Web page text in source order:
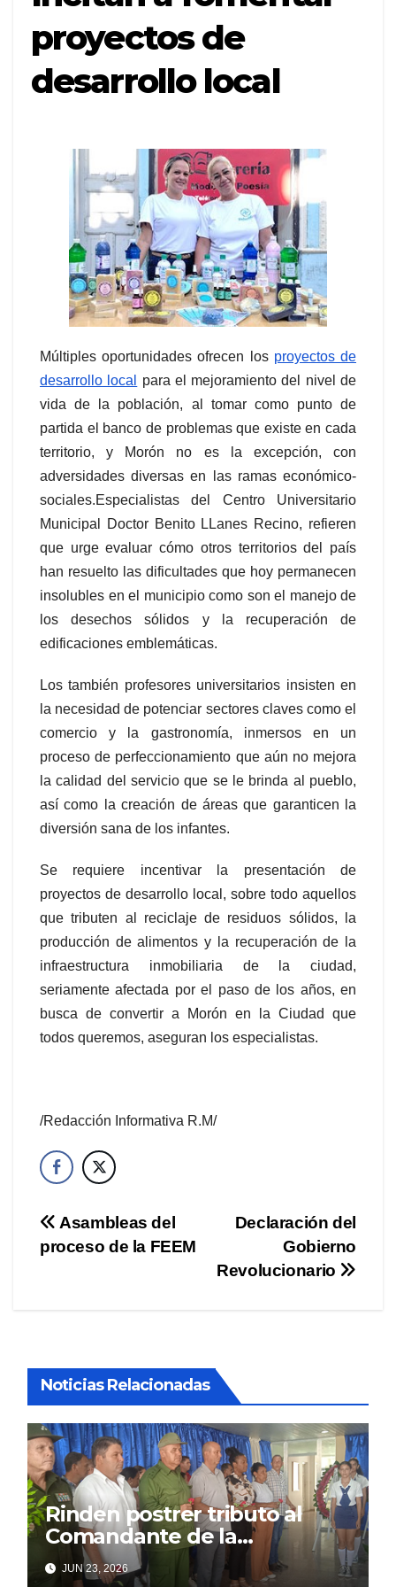
proyectos de
desarrollo local
Múltiples oportunidades ofrecen los proyectos de
desarrollo local
para el mejoramiento del nivel de
vida de la población, al tomar como punto de
partida el banco de problemas que existe en cada
territorio, y Morón no es la excepción, con
adversidades diversas en las ramas económico-
sociales.Especialistas del Centro Universitario
Municipal Doctor Benito LLanes Recino, refieren
que urge evaluar cómo otros territorios del país
han resuelto las dificultades que hoy permanecen
insolubles en el municipio como son el manejo de
los desechos sólidos y la recuperación de
edificaciones emblemáticas.
Los también profesores universitarios insisten en
la necesidad de potenciar sectores claves como el
comercio y la gastronomía, inmersos en un
proceso de perfeccionamiento que aún no mejora
la calidad del servicio que se le brinda al pueblo,
así como la creación de áreas que garanticen la
diversión sana de los infantes.
Se requiere incentivar la presentación de
proyectos de desarrollo local, sobre todo aquellos
que tributen al reciclaje de residuos sólidos, la
producción de alimentos y la recuperación de la
infraestructura inmobiliaria de la ciudad,
seriamente afectada por el paso de los años, en
busca de convertir a Morón en la Ciudad que
todos queremos, aseguran los especialistas.
/Redacción Informativa R.M/
Navegación
de
Declaración del
Gobierno
Revolucionario
Asambleas del
proceso de la FEEM
Noticias Relacionadas
Rinden postrer tributo al
Comandante de la
Revolución
JUN 23, 2026